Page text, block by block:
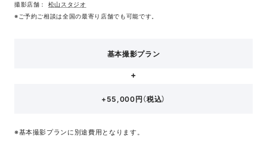
撮影店舗： 松山スタジオ
※ご予約ご相談は全国の最寄り店舗でも可能です。
基本撮影プラン
+55,000円（税込）
※基本撮影プランに別途費用となります。